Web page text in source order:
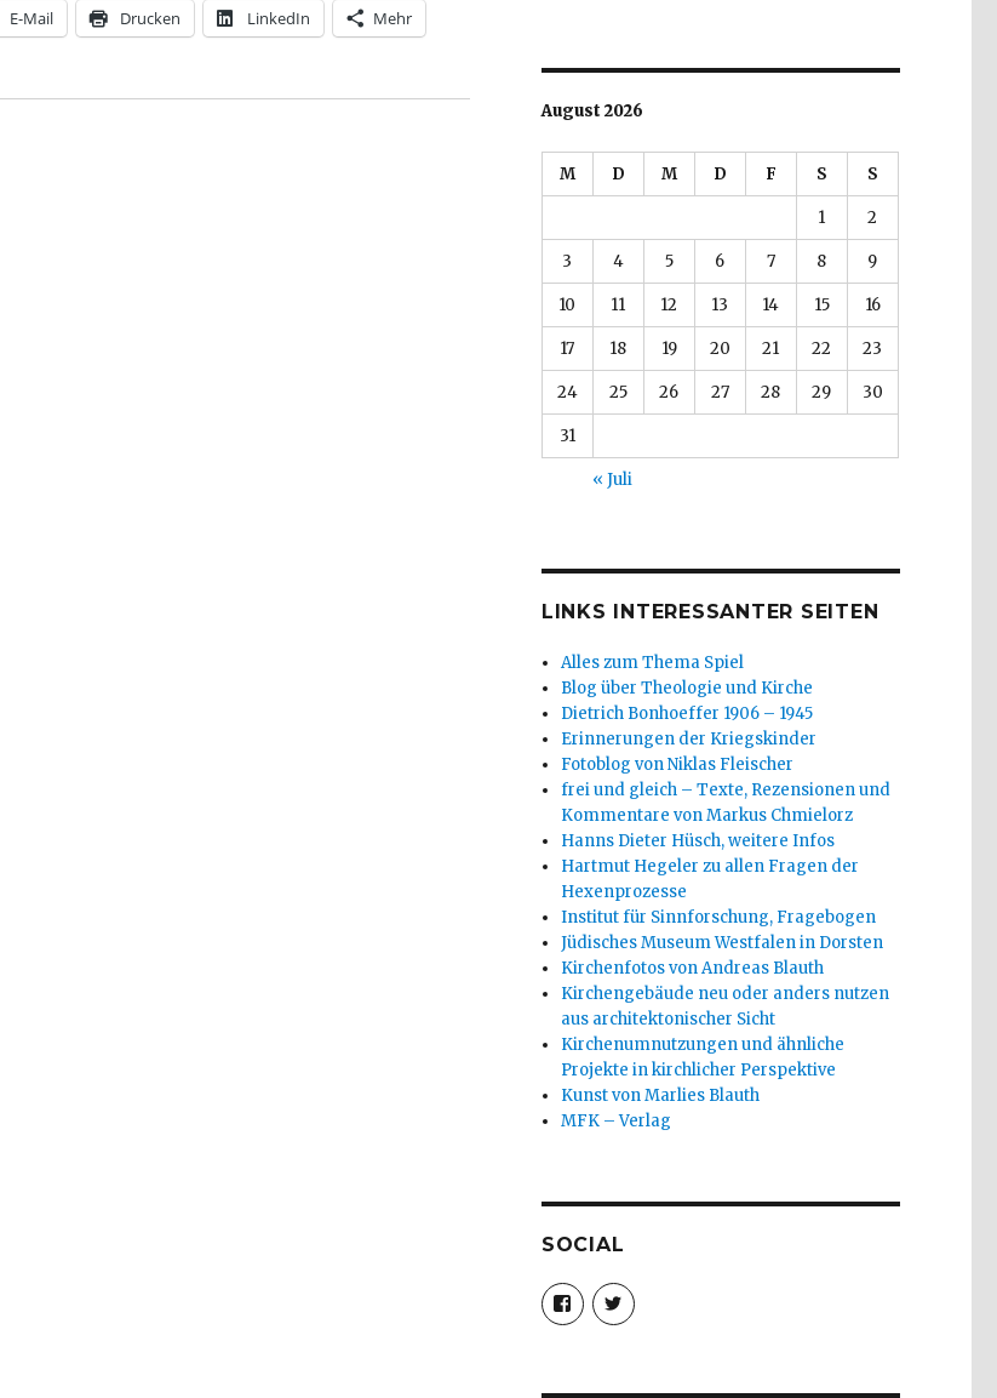
E-Mail Drucken LinkedIn Mehr
August 2026
M D M D F S S
1 2
3 4 5 6 7 8 9
10 11 12 13 14 15 16
17 18 19 20 21 22 23
24 25 26 27 28 29 30
31
« Juli
LINKS INTERESSANTER SEITEN
Alles zum Thema Spiel
Blog über Theologie und Kirche
Dietrich Bonhoeffer 1906 – 1945
Erinnerungen der Kriegskinder
Fotoblog von Niklas Fleischer
frei und gleich – Texte, Rezensionen und
Kommentare von Markus Chmielorz
Hanns Dieter Hüsch, weitere Infos
Hartmut Hegeler zu allen Fragen der
Hexenprozesse
Institut für Sinnforschung, Fragebogen
Jüdisches Museum Westfalen in Dorsten
Kirchenfotos von Andreas Blauth
Kirchengebäude neu oder anders nutzen
aus architektonischer Sicht
Kirchenumnutzungen und ähnliche
Projekte in kirchlicher Perspektive
Kunst von Marlies Blauth
MFK – Verlag
SOCIAL
Profil
von
christoph.fleischer1
anzeigen
Profil
von
anzeigen